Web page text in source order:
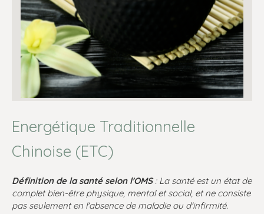
Energétique Traditionnelle
Chinoise (ETC)
Définition de la santé selon l'OMS: La santé est un état de
complet bien-être physique, mental et social, et ne consiste
pas seulement en l'absence de maladie ou d'infirmité.